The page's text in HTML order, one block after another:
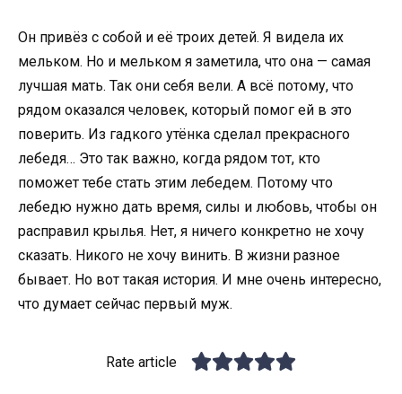
Он привёз с собой и её троих детей. Я видела их
мельком. Но и мельком я заметила, что она — самая
лучшая мать. Так они себя вели. А всё потому, что
рядом оказался человек, который помог ей в это
поверить. Из гадкого утёнка сделал прекрасного
лебедя… Это так важно, когда рядом тот, кто
поможет тебе стать этим лебедем. Потому что
лебедю нужно дать время, силы и любовь, чтобы он
расправил крылья. Нет, я ничего конкретно не хочу
сказать. Никого не хочу винить. В жизни разное
бывает. Но вот такая история. И мне очень интересно,
что думает сейчас первый муж.
Rate article